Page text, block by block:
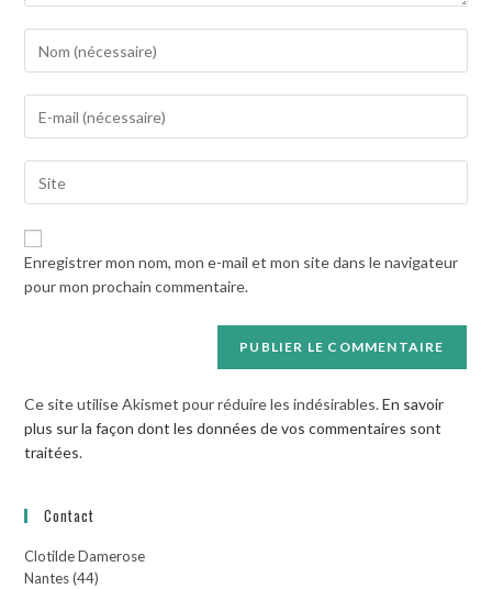
your
username
to
comment
your
address
to
comment
l’URL
votre
site
(facultatif)
Enregistrer mon nom, mon e-mail et mon site dans le navigateur
pour mon prochain commentaire.
Ce site utilise Akismet pour réduire les indésirables.En savoir
plus sur la façon dont les données de vos commentaires sont
traitées.
Contact
Clotilde Damerose
Nantes (44)